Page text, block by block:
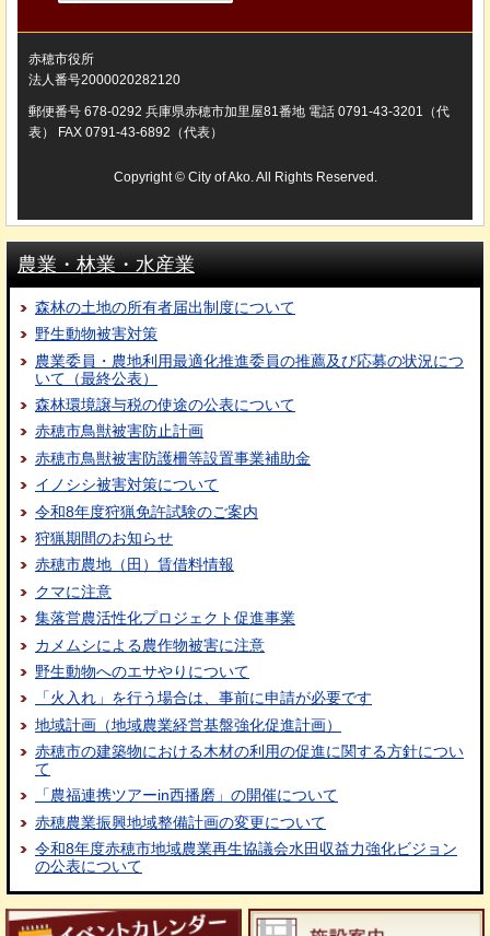
赤穂市役所
法人番号2000020282120
郵便番号 678-0292 兵庫県赤穂市加里屋81番地 電話 0791-43-3201（代
表） FAX 0791-43-6892（代表）
Copyright © City of Ako. All Rights Reserved.
農業・林業・水産業
森林の土地の所有者届出制度について
野生動物被害対策
農業委員・農地利用最適化推進委員の推薦及び応募の状況につ
いて（最終公表）
森林環境譲与税の使途の公表について
赤穂市鳥獣被害防止計画
赤穂市鳥獣被害防護柵等設置事業補助金
イノシシ被害対策について
令和8年度狩猟免許試験のご案内
狩猟期間のお知らせ
赤穂市農地（田）賃借料情報
クマに注意
集落営農活性化プロジェクト促進事業
カメムシによる農作物被害に注意
野生動物へのエサやりについて
「火入れ」を行う場合は、事前に申請が必要です
地域計画（地域農業経営基盤強化促進計画）
赤穂市の建築物における木材の利用の促進に関する方針につい
て
「農福連携ツアーin西播磨」の開催について
赤穂農業振興地域整備計画の変更について
令和8年度赤穂市地域農業再生協議会水田収益力強化ビジョン
の公表について